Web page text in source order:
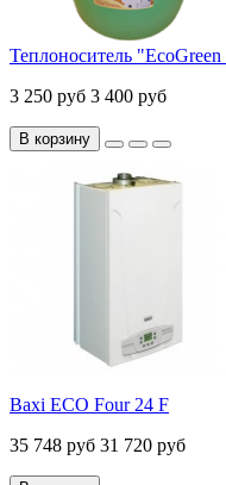
Теплоноситель
3 250 руб 3 400 руб
В корзину
Baxi ECO Four 24 F
35 748 руб 31 720 руб